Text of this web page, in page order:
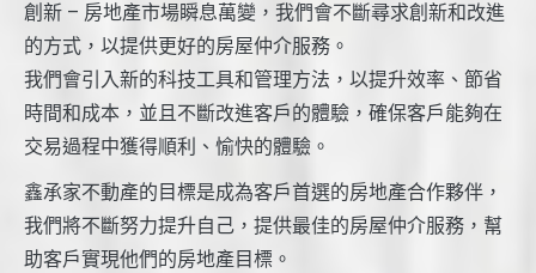
創新 – 房地產市場瞬息萬變，我們會不斷尋求創新和改進
的方式，以提供更好的房屋仲介服務。
我們會引入新的科技工具和管理方法，以提升效率、節省
時間和成本，並且不斷改進客戶的體驗，確保客戶能夠在
交易過程中獲得順利、愉快的體驗。
鑫承家不動產的目標是成為客戶首選的房地產合作夥伴，
我們將不斷努力提升自己，提供最佳的房屋仲介服務，幫
助客戶實現他們的房地產目標。